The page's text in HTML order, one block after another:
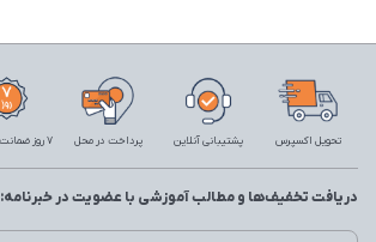
تحویل اکسپرس پشتیبانی آنلاین پرداخت در محل 7 روز ضمانت بازگشت
دریافت تخفیف‌ها و مطالب آموزشی با عضویت در خبرنامه: